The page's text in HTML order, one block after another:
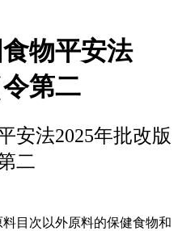
物平安法
第二
安法2025年批改版
二
目次以外原料的保健食物和